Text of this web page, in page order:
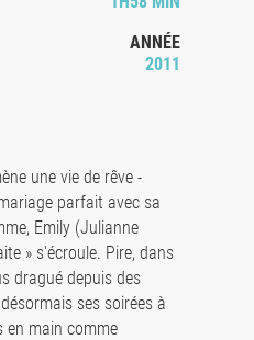
ANNÉE
2011
une vie de rêve -
parfait avec sa
Emily (Julianne
» s'écroule. Pire, dans
dragué depuis des
ses soirées à
en main comme